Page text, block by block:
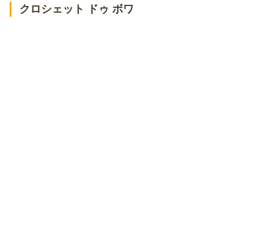
串焼場 ブギウギ
クロシェット ドゥ ボワ